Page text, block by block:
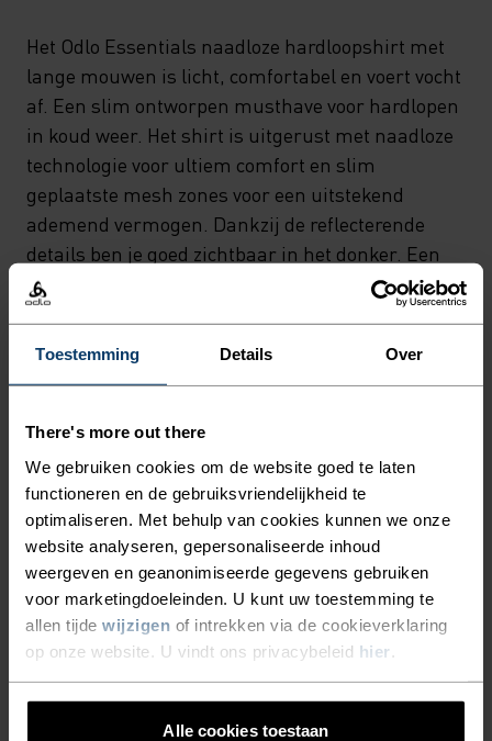
Toestemming Details Over
There's more out there
We gebruiken cookies om de website goed te laten
functioneren en de gebruiksvriendelijkheid te
optimaliseren. Met behulp van cookies kunnen we onze
website analyseren, gepersonaliseerde inhoud
weergeven en geanonimiseerde gegevens gebruiken
voor marketingdoeleinden. U kunt uw toestemming te
allen tijde wijzigen of intrekken via de cookieverklaring
op onze website. U vindt ons privacybeleid hier
Alle cookies toestaan
Het Odlo Essentials naadloze hardloopshirt met
lange mouwen is licht, comfortabel en voert vocht
af. Een slim ontworpen musthave voor hardlopen
in koud weer. Het shirt is uitgerust met naadloze
technologie voor ultiem comfort en slim
geplaatste mesh zones voor een uitstekend
ademend vermogen. Dankzij de reflecterende
details ben je goed zichtbaar in het donker. Een
frisse zomeravond. Jouw perfecte
trainingsmaatje.
ERVAAR DE SNELHEID VAN
LICHT
Blijf droog. Loop sneller. Performance
hardloopkleding waarin je verder komt.
ACTIVITEITSNIVEAU
MATIG